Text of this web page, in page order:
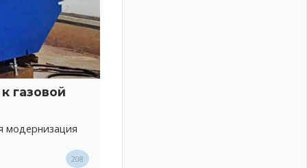
газовой
модернизация
208